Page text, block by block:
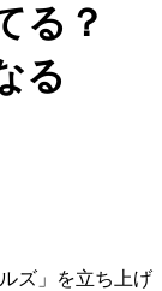
る？
る
ズ」を立ち上げ